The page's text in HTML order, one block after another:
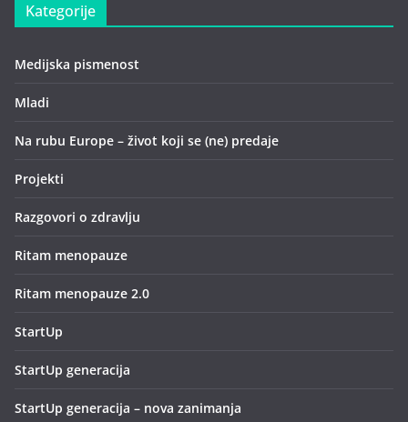
Kategorije
Medijska pismenost
Mladi
Na rubu Europe – život koji se (ne) predaje
Projekti
Razgovori o zdravlju
Ritam menopauze
Ritam menopauze 2.0
StartUp
StartUp generacija
StartUp generacija – nova zanimanja